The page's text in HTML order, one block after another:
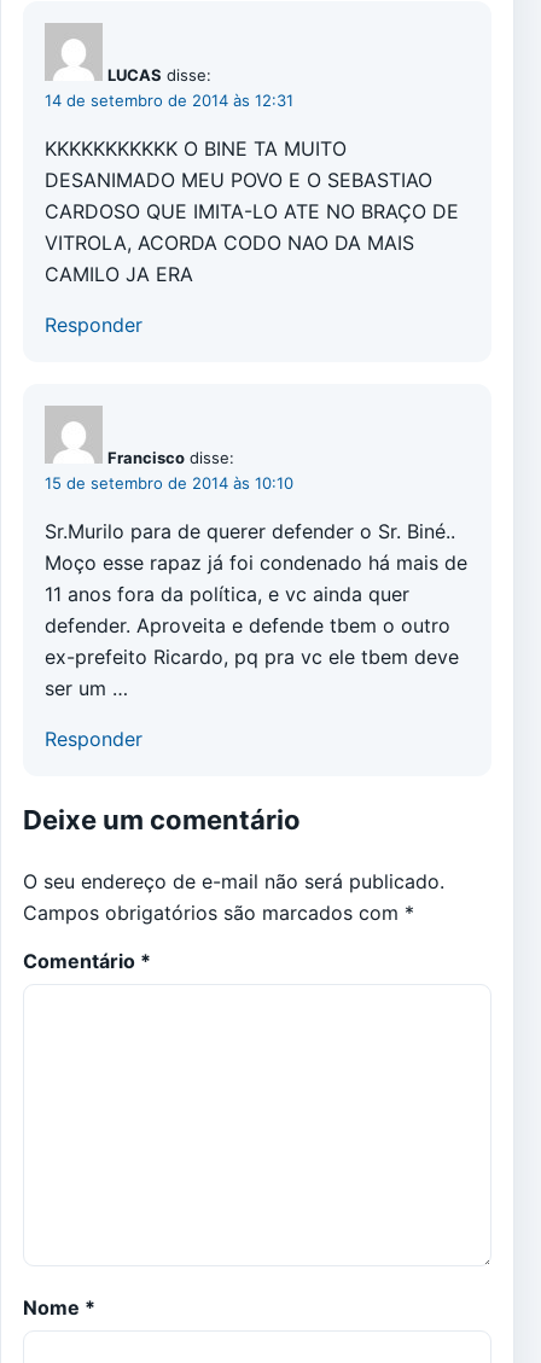
LUCAS disse:
14 de setembro de 2014 às 12:31
KKKKKKKKKKK O BINE TA MUITO
DESANIMADO MEU POVO E O SEBASTIAO
CARDOSO QUE IMITA-LO ATE NO BRAÇO DE
VITROLA, ACORDA CODO NAO DA MAIS
CAMILO JA ERA
Responder
Francisco disse:
15 de setembro de 2014 às 10:10
Sr.Murilo para de querer defender o Sr. Biné..
Moço esse rapaz já foi condenado há mais de
11 anos fora da política, e vc ainda quer
defender. Aproveita e defende tbem o outro
ex-prefeito Ricardo, pq pra vc ele tbem deve
ser um …
Responder
Deixe um comentário
O seu endereço de e-mail não será publicado.
Campos obrigatórios são marcados com *
Comentário *
Nome *